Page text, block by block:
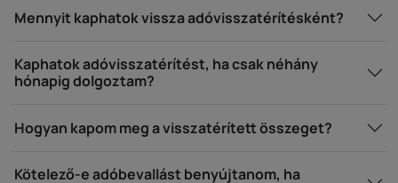
Mennyit kaphatok vissza adóvisszatérítésként?
Kaphatok adóvisszatérítést, ha csak néhány
hónapig dolgoztam?
Hogyan kapom meg a visszatérített összeget?
Kötelező-e adóbevallást benyújtanom, ha